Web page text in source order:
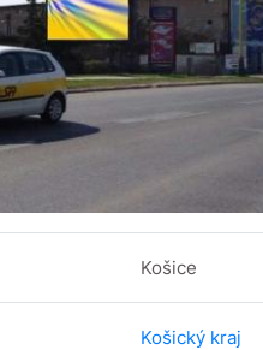
Košice
Košický kraj